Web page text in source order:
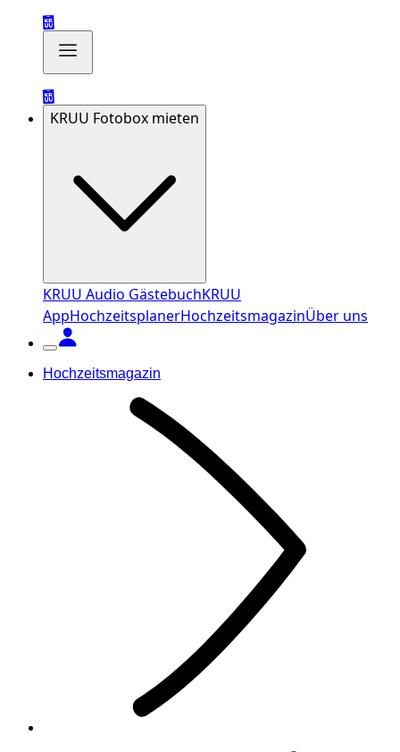
KRUU Fotobox mieten
KRUU Audio GästebuchKRUU
AppHochzeitsplanerHochzeitsmagazinÜber uns
Hochzeitsmagazin